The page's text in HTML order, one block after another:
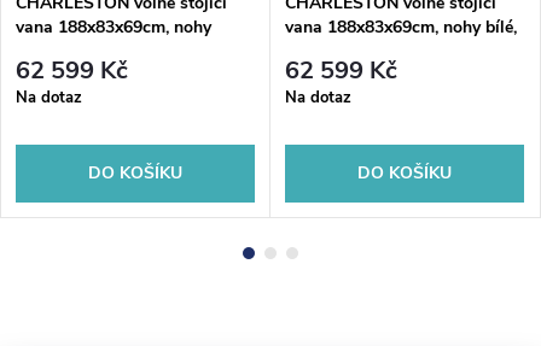
vana 188x83x69cm, nohy
62 599 Kč
Na dotaz
DO KOŠÍKU
vana 188x83x69cm, nohy bílé,
62 599 Kč
Na dotaz
DO KOŠÍKU